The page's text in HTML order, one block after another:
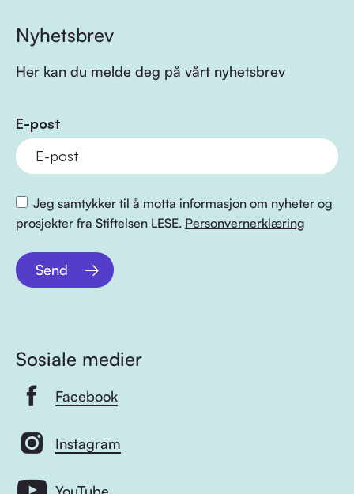
Nyhetsbrev
Her kan du melde deg på vårt nyhetsbrev
E-post
Jeg samtykker til å motta informasjon om nyheter og
prosjekter fra Stiftelsen LESE. Personvernerklæring
Send
Sosiale medier
Facebook
Instagram
YouTube